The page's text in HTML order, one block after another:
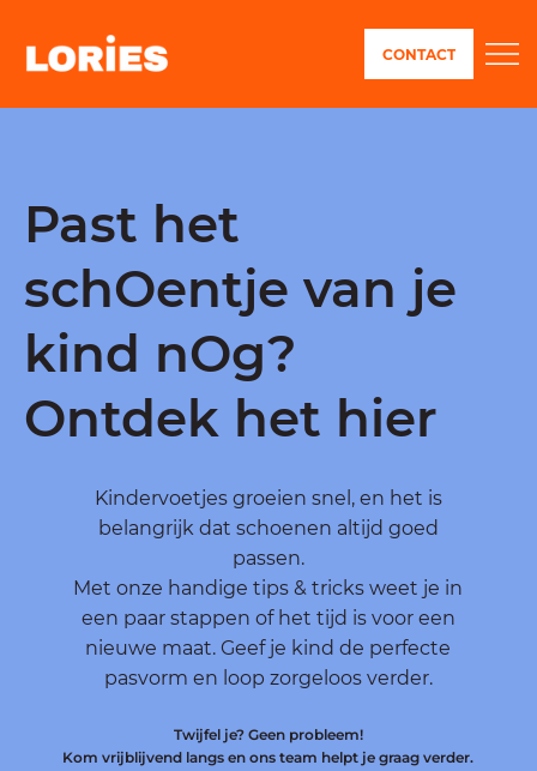
CONTACT
Past het
schOentje van je
kind nOg?
Ontdek het hier
Kindervoetjes groeien snel, en het is
belangrijk dat schoenen altijd goed
passen.
Met onze handige tips & tricks weet je in
een paar stappen of het tijd is voor een
nieuwe maat. Geef je kind de perfecte
pasvorm en loop zorgeloos verder.
Twijfel je? Geen probleem!
Kom vrijblijvend langs en ons team helpt je graag verder.